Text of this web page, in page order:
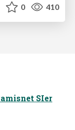
0 410
SIer